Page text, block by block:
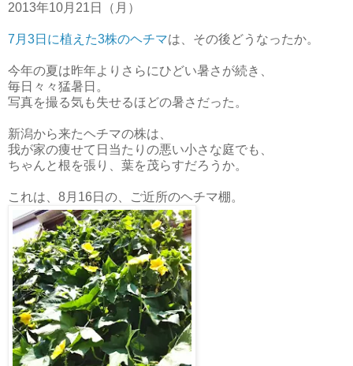
2013年10月21日（月）
7月3日に植えた3株のヘチマは、その後どうなったか。
今年の夏は昨年よりさらにひどい暑さが続き、
毎日々々猛暑日。
写真を撮る気も失せるほどの暑さだった。
新潟から来たヘチマの株は、
我が家の痩せて日当たりの悪い小さな庭でも、
ちゃんと根を張り、葉を茂らすだろうか。
これは、8月16日の、ご近所のヘチマ棚。